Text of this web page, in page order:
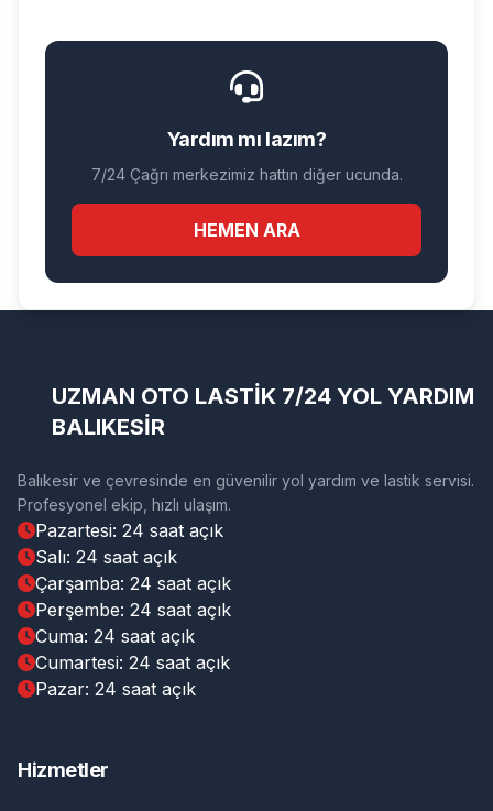
Yardım mı lazım?
7/24 Çağrı merkezimiz hattın diğer ucunda.
HEMEN ARA
UZMAN OTO LASTİK 7/24 YOL YARDIM
BALIKESİR
Balıkesir ve çevresinde en güvenilir yol yardım ve lastik servisi.
Profesyonel ekip, hızlı ulaşım.
Pazartesi: 24 saat açık
Salı: 24 saat açık
Çarşamba: 24 saat açık
Perşembe: 24 saat açık
Cuma: 24 saat açık
Cumartesi: 24 saat açık
Pazar: 24 saat açık
Hizmetler